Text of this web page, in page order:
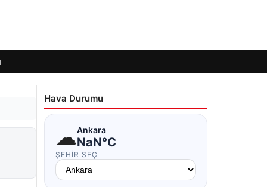
Hava Durumu
☁Ankara
NaN°C
ŞEHIR SEÇ